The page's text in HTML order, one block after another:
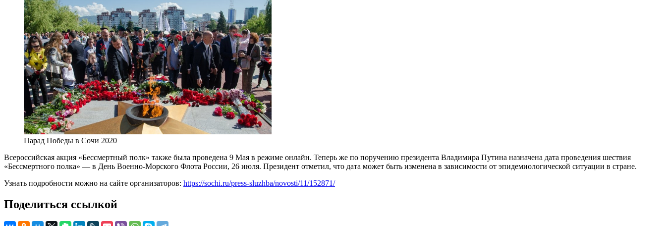
Парад Победы в Сочи 2020
Всероссийская акция «Бессмертный полк» также была проведена 9 Мая в режиме онлайн. Теперь же по поручению президента Владимира Путина назначена дата проведения шествия
«Бессмертного полка» — в День Военно-Морского Флота России, 26 июля. Президент отметил, что дата может быть изменена в зависимости от эпидемиологической ситуации в стране.
Узнать подробности можно на сайте организаторов: https://sochi.ru/press-sluzhba/novosti/11/152871/
Поделиться ссылкой